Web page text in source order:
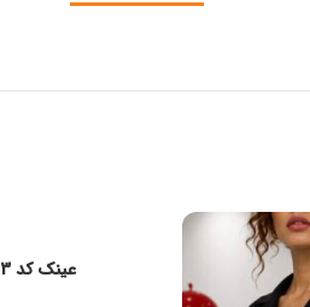
عینک کد 303 زنانه